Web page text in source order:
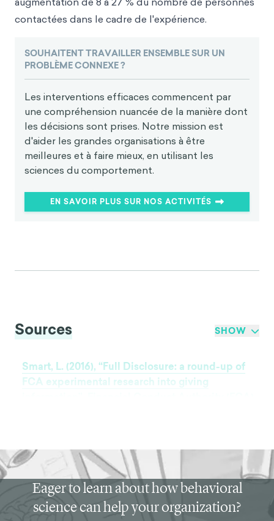
contactées dans le cadre de l'expérience.
SOUHAITENT TRAVAILLER ENSEMBLE SUR UN
PROBLÈME CONNEXE ?
Les interventions efficaces commencent par
une compréhension nuancée de la manière dont
les décisions sont prises. Notre mission est
d'aider les grandes organisations à être
meilleures et à faire mieux, en utilisant les
sciences du comportement.
EN SAVOIR PLUS SUR NOS ACTIVITÉS
Sources SHOW
Smart, L. (2016), “Full Disclosure: a round-up of
FCA experimental research into giving
Eager to learn about how behavioral
science can help your organization?